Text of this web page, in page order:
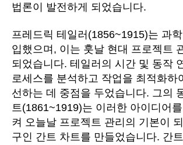
법론이 발전하게 되었습니다.
프레드릭 테일러(1856~1915)는 과
입했으며, 이는 훗날 현대 프로젝트
되었습니다. 테일러의 시간 및 동작
로세스를 분석하고 작업을 최적화하
선하는 데 중점을 두었습니다. 그의
트(1861~1919)는 이러한 아이디어를
켜 오늘날 프로젝트 관리의 기본이
구인 간트 차트를 만들었습니다. 간